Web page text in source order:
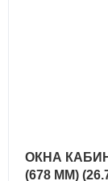
ОКНА
(678 ММ)